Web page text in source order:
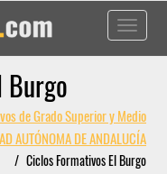
Toggle
Burgo
de Grado Superior y Medio
AUTÓNOMA DE ANDALUCÍA
Ciclos Formativos El Burgo